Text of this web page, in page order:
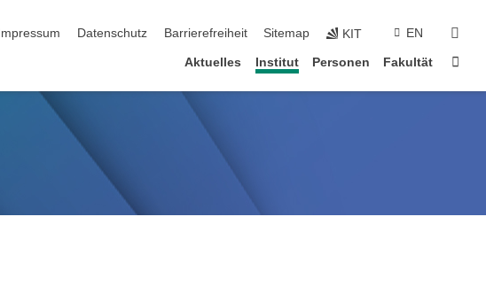
Impressum Datenschutz Barrierefreiheit Sitemap KIT EN
Aktuelles Institut Personen Fakultät